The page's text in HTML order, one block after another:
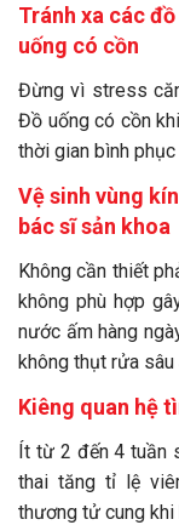
Tránh xa các
uống có cồn
Đừng vì stress
Đồ uống có cồn
thời gian bình
Vệ sinh vùng
bác sĩ sản khoa
Không cần thiết
không phù hợp
nước ấm hàng
không thụt rửa sâu
Kiêng quan hệ
Ít từ 2 đến 4 tuần
thai tăng tỉ lệ
thương tử cung khi